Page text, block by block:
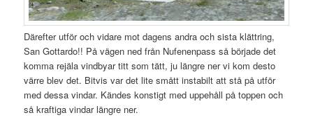
Därefter utför och vidare mot dagens andra och sista klättring,
San Gottardo!! På vägen ned från Nufenenpass så började det
komma rejäla vindbyar titt som tätt, ju längre ner vi kom desto
värre blev det. Bitvis var det lite smått instabilt att stå på utför
med dessa vindar. Kändes konstigt med uppehåll på toppen och
så kraftiga vindar längre ner.